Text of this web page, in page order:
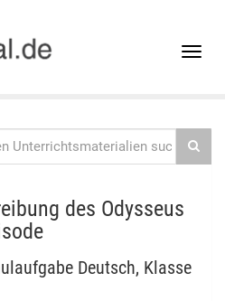
Toggle
des Odysseus
Deutsch, Klasse